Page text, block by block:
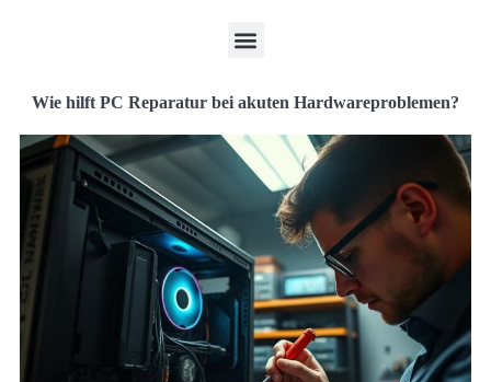
Wie hilft PC Reparatur bei akuten Hardwareproblemen?